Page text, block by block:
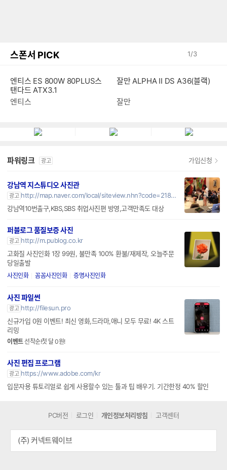
스폰서 PICK 1/3
엔티스 ES 800W 80PLUS스
탠다드 ATX3.1
강남역 지스튜디오 사진관
광고 http://map.naver.com/local/siteview.nhn?code=21829385
퍼블로그 품질보증 사진
광고 http://m.publog.co.kr
고화질 사진인화 1장 99원, 불만족 100% 환불/재제작, 오늘주문
당일출발
사진 파일썬
광고
http://filesun.pro
신규가입 0원 이벤트! 최신 영화,드라마,애니 모두 무료! 4K 스트
리밍
사진 편집 프로그램
광고
https://www.adobe.com/kr
(주) 커넥트웨이브